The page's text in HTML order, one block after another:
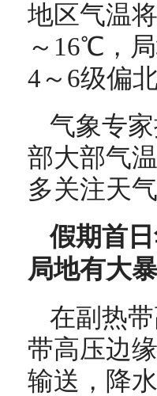
地区气温
～16℃，局
4～ 6级偏北
气象专
部大部气
多关注天
假期首
局地有大
在副热
带高压边
输送，降